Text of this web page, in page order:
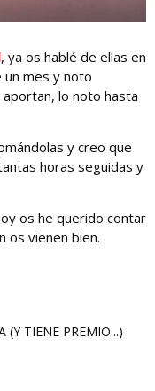
, ya os hablé de ellas en
un mes y noto
lo noto hasta
y creo que
horas seguidas y
os he querido contar
os vienen bien.
(Y TIENE PREMIO...)